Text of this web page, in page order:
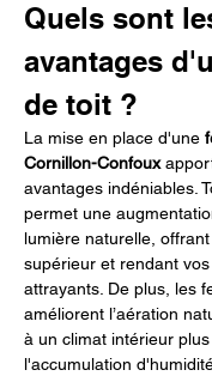
Quels sont
avantages
de toit ?
La mise en place d'une
Cornillon-Confoux
avantages indéniables.
permet une
lumière naturelle,
supérieur et rendant
attrayants. De plus, les
améliorent l’aération
à un climat intérieur
l'accumulation